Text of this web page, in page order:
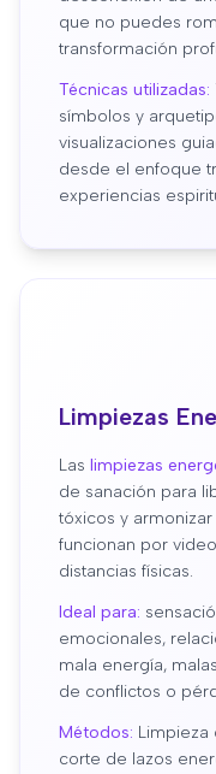
que no puedes
transformación
Técnicas utilizadas:
símbolos y
visualizaciones
desde el enfoque
experiencias
Limpiezas
Las limpiezas
de sanación para
tóxicos y
funcionan por
distancias físicas.
Ideal para:
emocionales,
mala energía,
de conflictos o
Métodos: Limpieza
corte de lazos